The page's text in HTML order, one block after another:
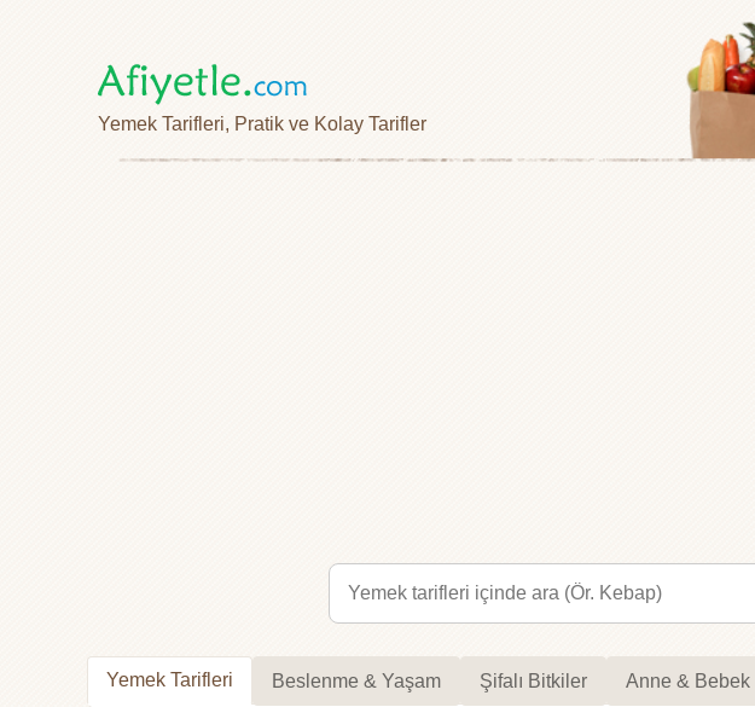
Yemek Tarifleri, Pratik ve Kolay Tarifler
Yemek Tarifleri Beslenme & Yaşam Şifalı Bitkiler Anne & Bebek